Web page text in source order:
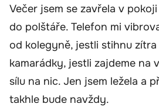
Večer jsem se zavřela v
do polštáře. Telefon mi
od kolegyně, jestli stihnu
kamarádky, jestli zajdeme na
sílu na nic. Jen jsem ležela a
takhle bude navždy.